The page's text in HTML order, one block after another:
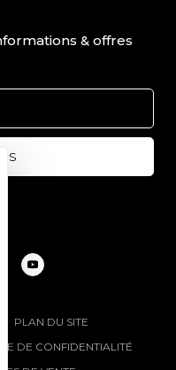
& offres
PLAN DU SITE
DE CONFIDENTIALITÉ